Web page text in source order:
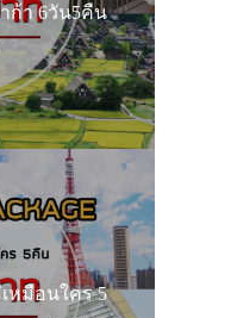
ก้า 6วัน5คืน
หมือนใคร 5